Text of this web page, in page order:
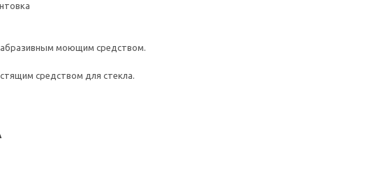
моющим средством.
средством для стекла.